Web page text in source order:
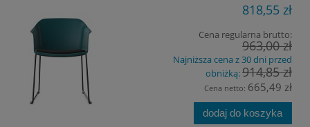
818,55 zł
Cena regularna brutto:
963,00 zł
Najniższa cena z 30 dni przed
obniżką:914,85 zł
Cena netto: 665,49 zł
dodaj do koszyka